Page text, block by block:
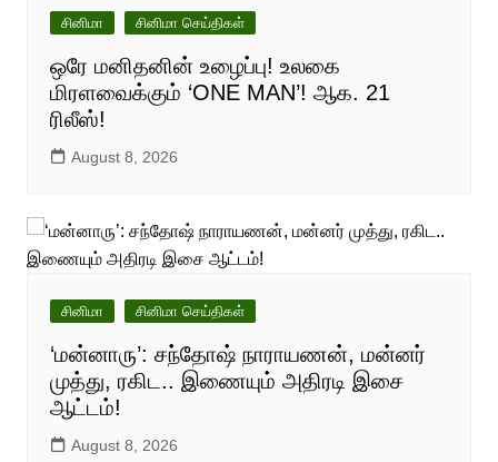
சினிமா சினிமா செய்திகள்
ஒரே மனிதனின் உழைப்பு! உலகை
மிரளவைக்கும் ‘ONE MAN’! ஆக. 21
ரிலீஸ்!
August 8, 2026
சினிமா சினிமா செய்திகள்
‘மன்னாரு’: சந்தோஷ் நாராயணன், மன்னர்
முத்து, ரகிட.. இணையும் அதிரடி இசை
ஆட்டம்!
August 8, 2026